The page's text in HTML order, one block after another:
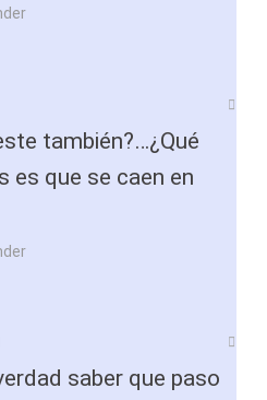
también?…¿Qué
es que se caen en
saber que paso